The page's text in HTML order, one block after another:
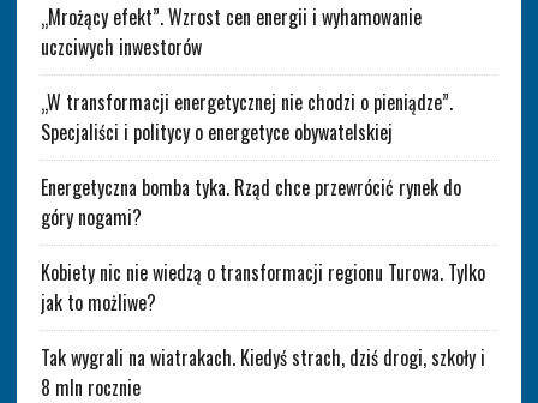
„Mrożący efekt”. Wzrost cen energii i wyhamowanie
uczciwych inwestorów
„W transformacji energetycznej nie chodzi o pieniądze”.
Specjaliści i politycy o energetyce obywatelskiej
Energetyczna bomba tyka. Rząd chce przewrócić rynek do
góry nogami?
Kobiety nic nie wiedzą o transformacji regionu Turowa. Tylko
jak to możliwe?
Tak wygrali na wiatrakach. Kiedyś strach, dziś drogi, szkoły i
8 mln rocznie